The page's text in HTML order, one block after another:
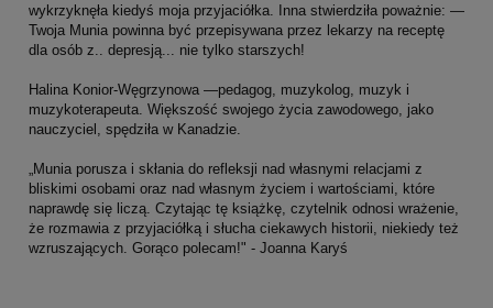
wykrzyknęła kiedyś moja przyjaciółka. Inna stwierdziła poważnie: —
Twoja Munia powinna być przepisywana przez lekarzy na receptę
dla osób z.. depresją... nie tylko starszych!
Halina Konior-Węgrzynowa —pedagog, muzykolog, muzyk i
muzykoterapeuta. Większość swojego życia zawodowego, jako
nauczyciel, spędziła w Kanadzie.
„Munia porusza i skłania do refleksji nad własnymi relacjami z
bliskimi osobami oraz nad własnym życiem i wartościami, które
naprawdę się liczą. Czytając tę książkę, czytelnik odnosi wrażenie,
że rozmawia z przyjaciółką i słucha ciekawych historii, niekiedy też
wzruszających. Gorąco polecam!" - Joanna Karyś